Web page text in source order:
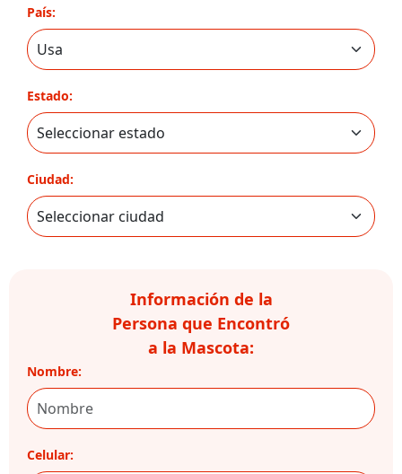
País:
Estado:
Ciudad:
Información de la
Persona que Encontró
a la Mascota:
Nombre:
Celular: